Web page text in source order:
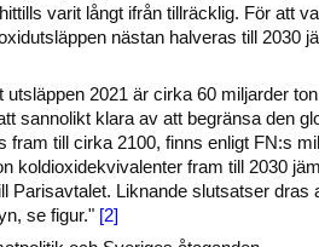
varit långt ifrån tillräcklig. För att
nästan halveras till 2030
utsläppen 2021 är cirka 60 miljarder
sannolikt klara av att begränsa den
fram till cirka 2100, finns enligt FN:s
koldioxidekvivalenter fram till 2030
Parisavtalet. Liknande slutsatser
se figur." [2]